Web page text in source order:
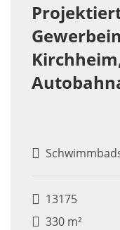
13175
330 m²